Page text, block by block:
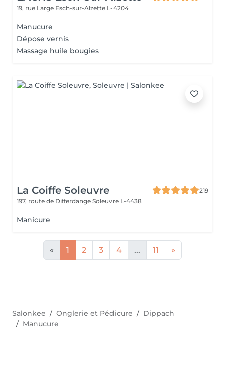
19, rue Large Esch-sur-Alzette L-4204
Manucure
Dépose vernis
Massage huile bougies
La Coiffe Soleuvre
219
197, route de Differdange Soleuvre L-4438
Manicure
« 1 2 3 4 ... 11 »
Salonkee Onglerie et Pédicure
Dippach
Manucure